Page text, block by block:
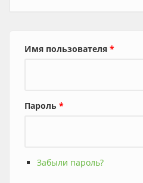
Имя пользователя *
Пароль *
Забыли пароль?